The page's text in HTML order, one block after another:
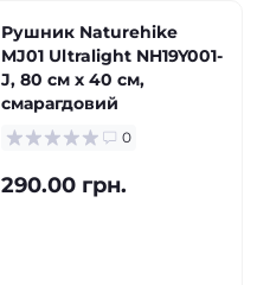
Рушник Naturehike
MJ01 Ultralight NH19Y001-
J, 80 см х 40 см,
смарагдовий
0
290.00 грн.